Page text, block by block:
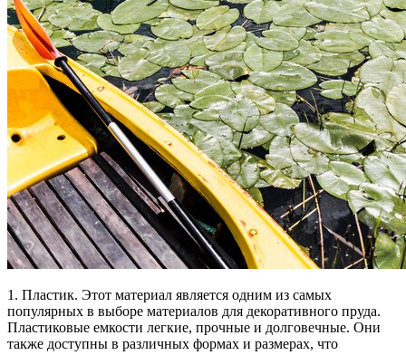
1. Пластик. Этот материал является одним из самых
популярных в выборе материалов для декоративного пруда.
Пластиковые емкости легкие, прочные и долговечные. Они
также доступны в различных формах и размерах, что